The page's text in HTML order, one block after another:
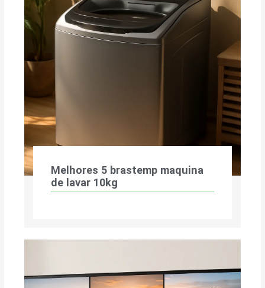
Melhores 5 brastemp maquina
de lavar 10kg